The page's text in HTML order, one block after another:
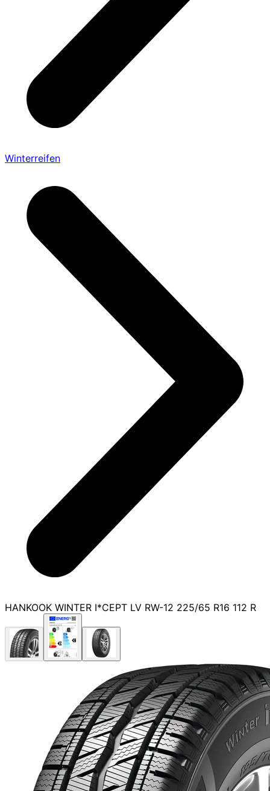
Winterreifen
HANKOOK WINTER I*CEPT LV RW-12 225/65 R16 112 R